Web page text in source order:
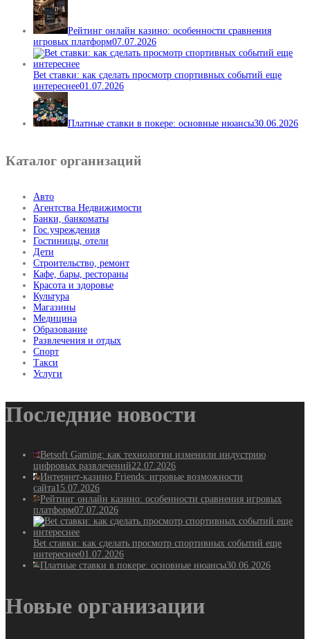
Рейтинг онлайн казино: особенности сравнения
игровых платформ07.07.2026
Bet ставки: как сделать просмотр спортивных событий еще
интереснее01.07.2026
Платные ставки в покере: основные нюансы30.06.2026
Каталог организаций
Авто
Агентства Недвижимости
Банки, банкоматы
Гос.учреждения
Гостиницы, отели
Дети
Строительство, ремонт
Кафе, бары, рестораны
Красота и здоровье
Культура
Магазины
Медицина
Образование
Развлечения и отдых
Спорт
Такси
Услуги
Последние новости
Betsoft Gaming: как технологии изменили индустрию
цифровых развлечений22.07.2026
Интернет-казино Friends: игровые возможности
сайта15.07.2026
Рейтинг онлайн казино: особенности сравнения игровых
платформ07.07.2026
Bet ставки: как сделать просмотр спортивных событий еще
интереснее01.07.2026
Платные ставки в покере: основные нюансы30.06.2026
Новые организации